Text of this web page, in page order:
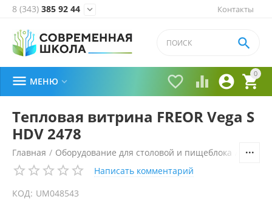
Контакты
8 (343) 385 92 44 
0


 

 МЕНЮ 
Тепловая витрина FREOR Vega S
HDV 2478
Главная / Оборудование для столовой и пищеблока
Написать комментарий
КОД: UM048543